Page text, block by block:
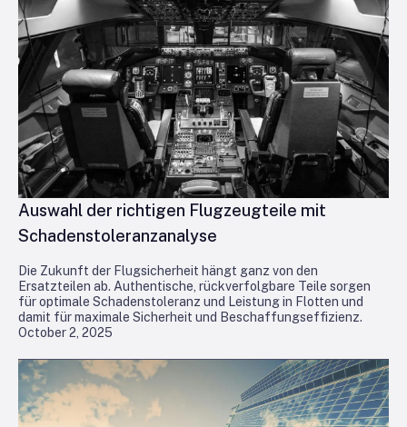
October 2, 2025
Auswahl der richtigen Flugzeugteile mit
Schadenstoleranzanalyse
Die Zukunft der Flugsicherheit hängt ganz von den
Ersatzteilen ab. Authentische, rückverfolgbare Teile sorgen
für optimale Schadenstoleranz und Leistung in Flotten und
damit für maximale Sicherheit und Beschaffungseffizienz.